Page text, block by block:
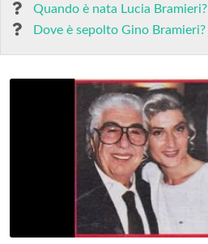
Quando è nata Lucia Bramieri?
Dove è sepolto Gino Bramieri?